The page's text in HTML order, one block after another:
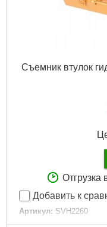
Съемник втулок
Отгрузка
Добавить к
Артикул: SVH2260
Код товара: 15.06.19